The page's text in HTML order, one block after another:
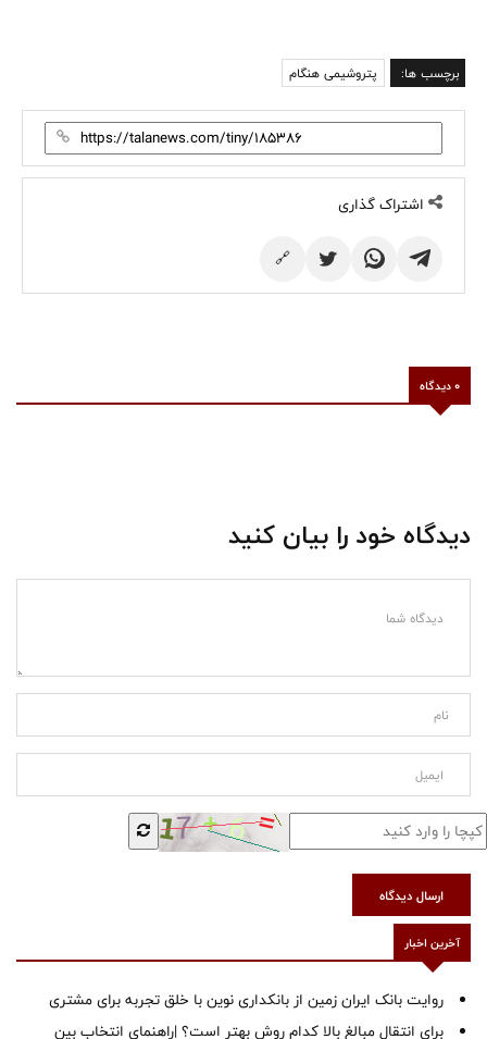
برچسب ها: پتروشیمی هنگام
اشتراک گذاری
🔗
0 دیدگاه
دیدگاه خود را بیان کنید
ارسال دیدگاه
آخرین اخبار
روایت بانک ایران زمین از بانکداری نوین با خلق تجربه برای مشتری
برای انتقال مبالغ بالا کدام روش بهتر است؟ |راهنمای انتخاب بین